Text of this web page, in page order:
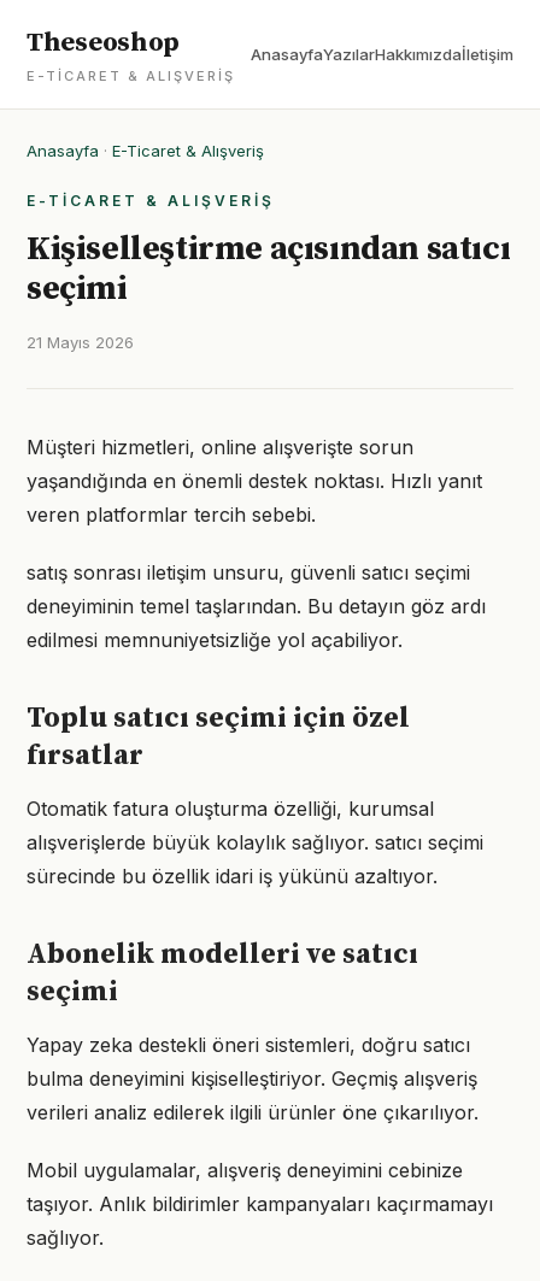
Theseoshop
E-TICARET & ALIŞVERIŞ
AnasayfaYazılarHakkımızdaİletişim
Anasayfa · E-Ticaret & Alışveriş
E-TICARET & ALIŞVERIŞ
Kişiselleştirme açısından satıcı
seçimi
21 Mayıs 2026
Müşteri hizmetleri, online alışverişte sorun
yaşandığında en önemli destek noktası. Hızlı yanıt
veren platformlar tercih sebebi.
satış sonrası iletişim unsuru, güvenli satıcı seçimi
deneyiminin temel taşlarından. Bu detayın göz ardı
edilmesi memnuniyetsizliğe yol açabiliyor.
Toplu satıcı seçimi için özel
fırsatlar
Otomatik fatura oluşturma özelliği, kurumsal
alışverişlerde büyük kolaylık sağlıyor. satıcı seçimi
sürecinde bu özellik idari iş yükünü azaltıyor.
Abonelik modelleri ve satıcı
seçimi
Yapay zeka destekli öneri sistemleri, doğru satıcı
bulma deneyimini kişiselleştiriyor. Geçmiş alışveriş
verileri analiz edilerek ilgili ürünler öne çıkarılıyor.
Mobil uygulamalar, alışveriş deneyimini cebinize
taşıyor. Anlık bildirimler kampanyaları kaçırmamayı
sağlıyor.